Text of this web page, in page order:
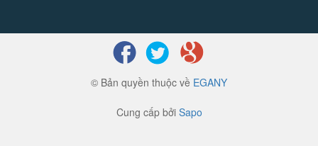
© Bản quyền thuộc về EGANY
Cung cấp bởi Sapo